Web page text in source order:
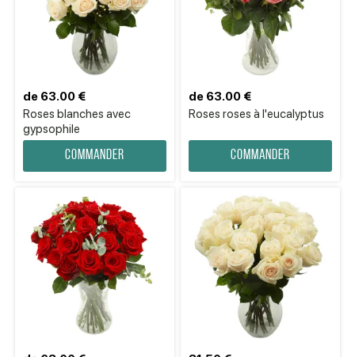
Roses blanches avec
gypsophile
de 63.00 €
Commander
Roses roses à l'eucalyptus
de 63.00 €
Commander